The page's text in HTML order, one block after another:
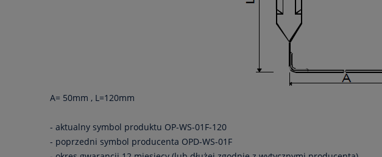
A= 50mm , L=120mm
- aktualny symbol produktu OP-WS-01F-120
- poprzedni symbol producenta OPD-WS-01F